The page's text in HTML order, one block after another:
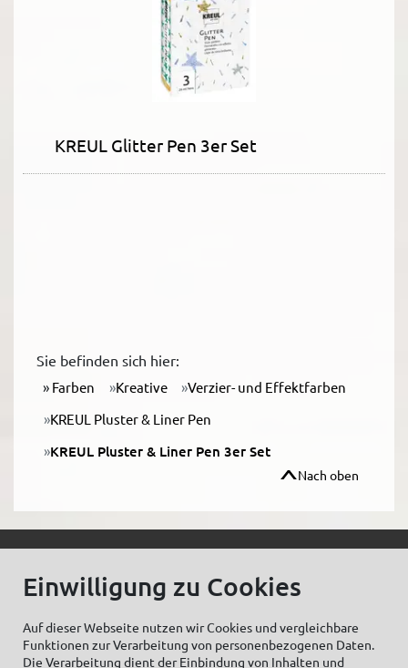
KREUL Glitter Pen 3er Set
Sie befinden sich hier:
Farben Kreative
Verzier- und Effektfarben
KREUL Pluster & Liner Pen
KREUL Pluster & Liner Pen 3er Set
Nach oben
Zum Newsletter anmelden:
Einwilligung zu Cookies
Auf dieser Webseite nutzen wir Cookies und vergleichbare
Funktionen zur Verarbeitung von personenbezogenen Daten.
Die Verarbeitung dient der Einbindung von Inhalten und